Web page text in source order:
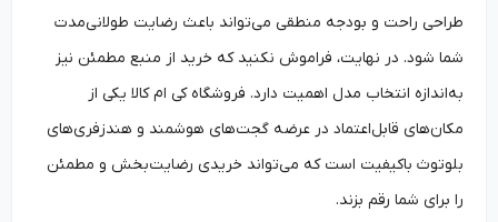
طراحی راحت و بودجه منطقی می‌تواند باعث رضایت طولانی‌مدت
شما شود. در نهایت، فراموش نکنید که خرید از منبع مطمئن نیز
به‌اندازه‌ انتخاب مدل اهمیت دارد. فروشگاه کی ام کالا یکی از
مکان‌های قابل‌اعتماد در عرضه‌ گجت‌های هوشمند و هندزفری‌های
بلوتوث باکیفیت است که می‌تواند خریدی رضایت‌بخش و مطمئن
را برای شما رقم بزند.